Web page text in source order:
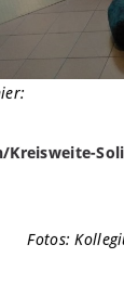
Fotos: